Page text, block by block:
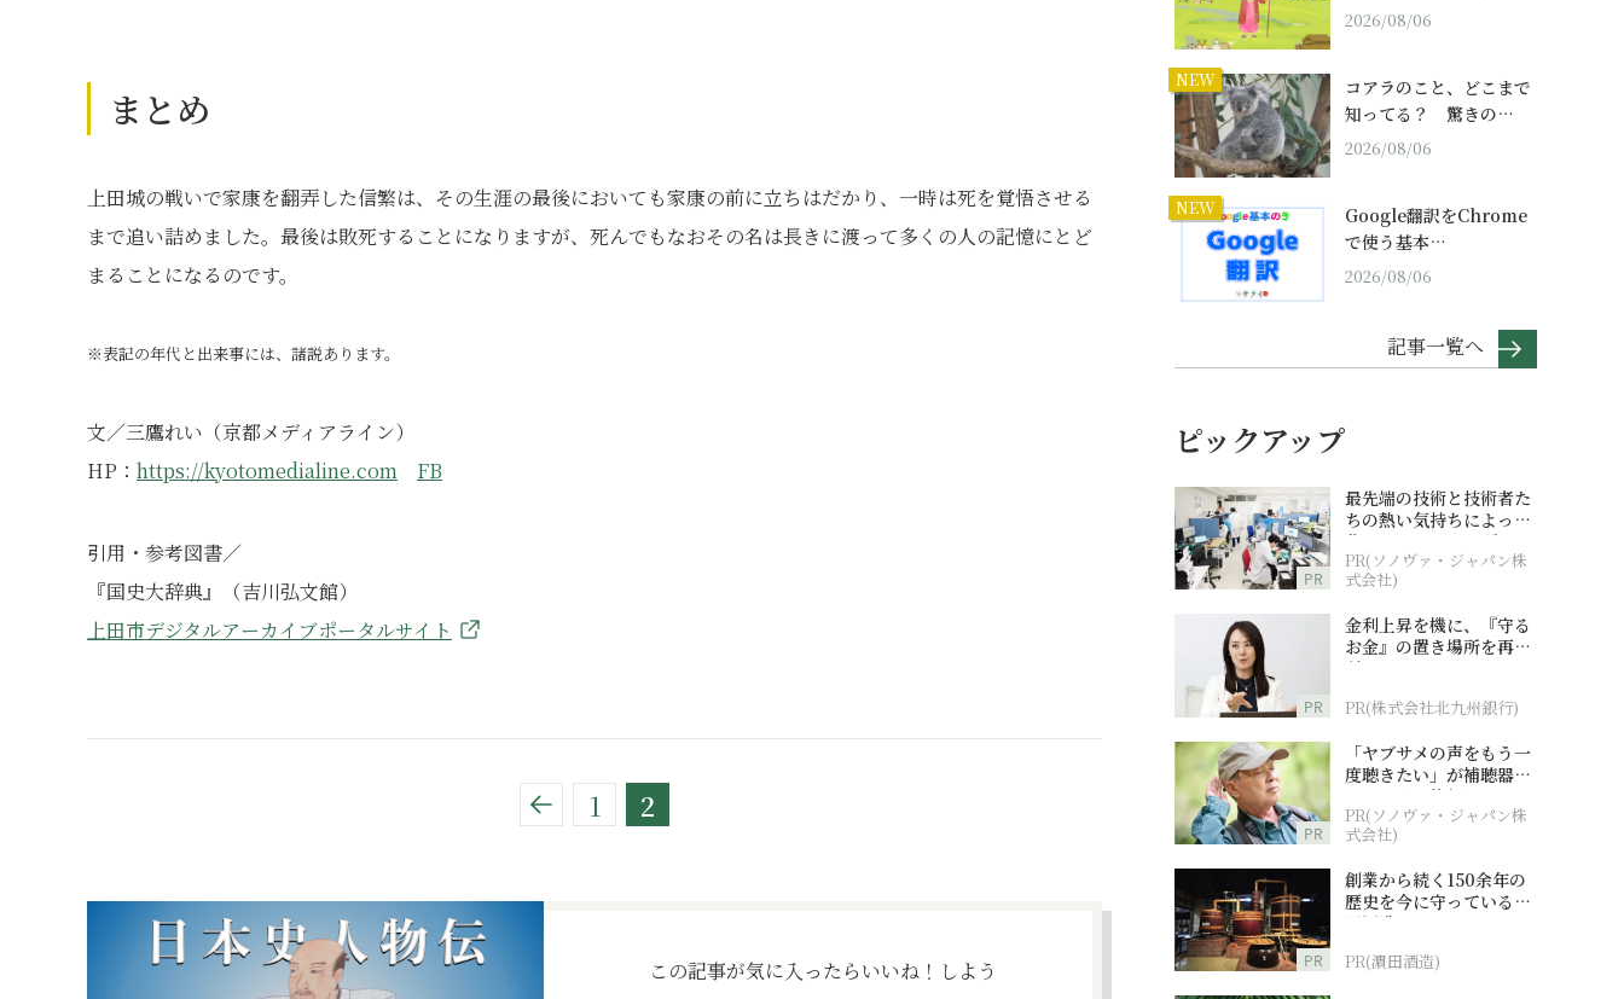
まとめ
上田城の戦いで家康を翻弄した信繁は、その生涯の最後においても家康の前に立ちはだかり、一時は死を覚悟させる
まで追い詰めました。最後は敗死することになりますが、死んでもなおその名は長きに渡って多くの人の記憶にとど
まることになるのです。
※表記の年代と出来事には、諸説あります。
文／三鷹れい（京都メディアライン）
HP： https://kyotomedialine.com FB
引用・参考図書／
『国史大辞典』（吉川弘文館）
上田市デジタルアーカイブポータルサイト
1 2
この記事が気に入ったらいいね！しよう
2026/08/06
NEW
コアラのこと、どこまで
知ってる？ 驚きの…
2026/08/06
NEW
Google翻訳をChrome
で使う基本…
2026/08/06
記事一覧へ
ピックアップ
PR
最先端の技術と技術者た
ちの熱い気持ちによって
作られているオーダーメ
イド補聴器
PR(ソノヴァ・ジャパン株
式会社)
PR
金利上昇を機に、『守る
お金』の置き場所を再検
討
PR(株式会社北九州銀行)
PR
「ヤブサメの声をもう一
度聴きたい」が補聴器チ
ャレンジの後押しに
PR(ソノヴァ・ジャパン株
式会社)
PR
創業から続く150余年の
歴史を今に守っている濵
田酒造
PR(濵田酒造)